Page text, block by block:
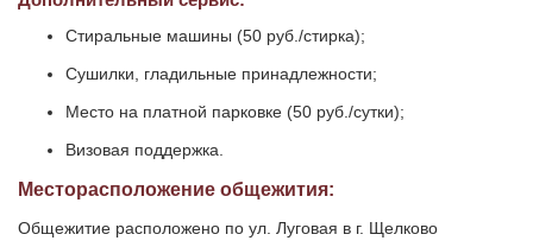
Стиральные машины (50 руб./стирка);
Сушилки, гладильные принадлежности;
Место на платной парковке (50 руб./сутки);
Визовая поддержка.
Месторасположение общежития:
Общежитие расположено по ул. Луговая в г. Щелково